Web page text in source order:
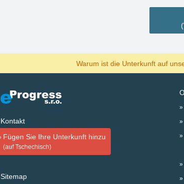
Warum ist die Unterkunft auf
Kontakt
Fügen Sie Ihre Unterkunft hinzu
(auf Tschechisch)
Sitemap